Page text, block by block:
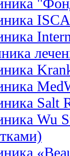
Salt
Wu